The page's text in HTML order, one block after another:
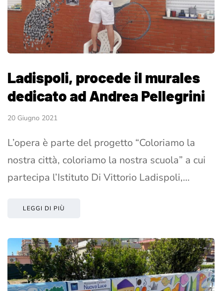
Ladispoli, procede il murales
dedicato ad Andrea Pellegrini
20 Giugno 2021
L’opera è parte del progetto “Coloriamo la
nostra città, coloriamo la nostra scuola” a cui
partecipa l’Istituto Di Vittorio Ladispoli,…
LEGGI DI PIÙ